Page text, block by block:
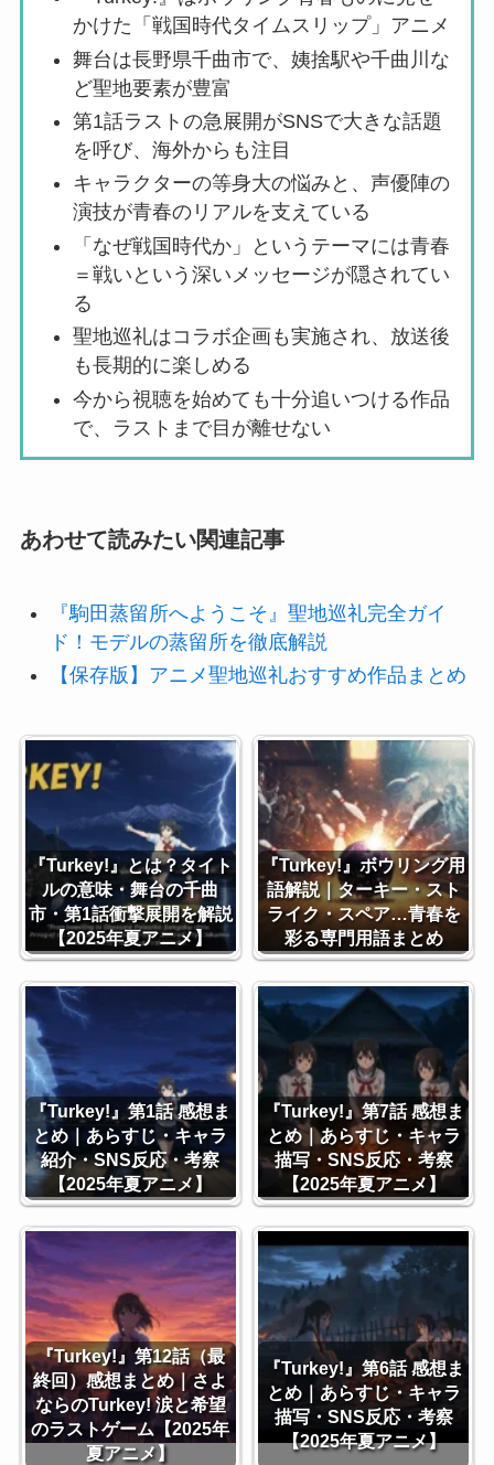
かけた「戦国時代タイムスリップ」アニメ
舞台は長野県千曲市で、姨捨駅や千曲川な
ど聖地要素が豊富
第1話ラストの急展開がSNSで大きな話題
を呼び、海外からも注目
キャラクターの等身大の悩みと、声優陣の
演技が青春のリアルを支えている
「なぜ戦国時代か」というテーマには青春
＝戦いという深いメッセージが隠されてい
る
聖地巡礼はコラボ企画も実施され、放送後
も長期的に楽しめる
今から視聴を始めても十分追いつける作品
で、ラストまで目が離せない
あわせて読みたい関連記事
『駒田蒸留所へようこそ』聖地巡礼完全ガイ
ド！モデルの蒸留所を徹底解説
【保存版】アニメ聖地巡礼おすすめ作品まとめ
『Turkey!』とは？タイト
ルの意味・舞台の千曲
市・第1話衝撃展開を解説
【2025年夏アニメ】
『Turkey!』ボウリング用
語解説｜ターキー・スト
ライク・スペア…青春を
彩る専門用語まとめ
『Turkey!』第1話 感想ま
とめ｜あらすじ・キャラ
紹介・SNS反応・考察
【2025年夏アニメ】
『Turkey!』第7話 感想ま
とめ｜あらすじ・キャラ
描写・SNS反応・考察
【2025年夏アニメ】
『Turkey!』第12話（最
終回）感想まとめ｜さよ
ならのTurkey! 涙と希望
のラストゲーム【2025年
夏アニメ】
『Turkey!』第6話 感想ま
とめ｜あらすじ・キャラ
描写・SNS反応・考察
【2025年夏アニメ】